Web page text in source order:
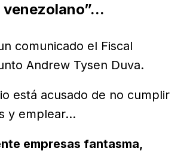
comunicado el Fiscal
Andrew Tysen Duva.
está acusado de no cumplir
y emplear...
empresas fantasma,